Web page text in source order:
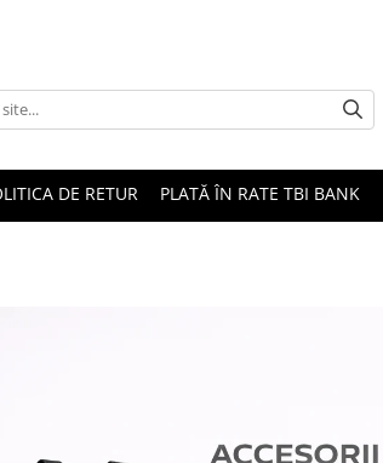
DE RETUR PLATĂ ÎN RATE TBI BANK